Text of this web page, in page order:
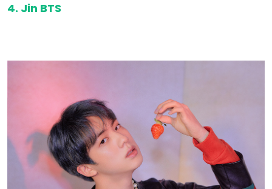
4. Jin BTS